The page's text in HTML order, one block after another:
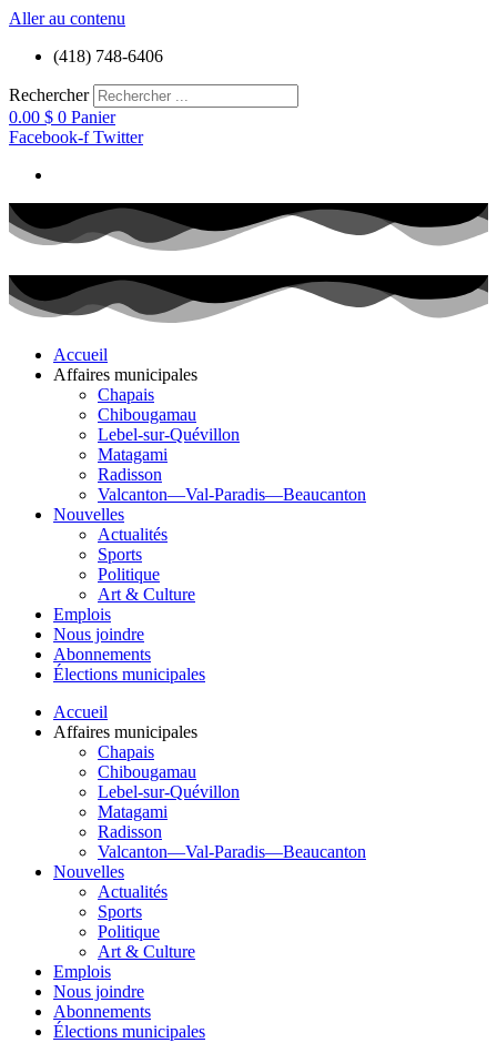
Aller au contenu
(418) 748-6406
Rechercher
0.00 $ 0 Panier
Facebook-f Twitter
Accueil
Affaires municipales
Chapais
Chibougamau
Lebel-sur-Quévillon
Matagami
Radisson
Valcanton—Val-Paradis—Beaucanton
Nouvelles
Actualités
Sports
Politique
Art & Culture
Emplois
Nous joindre
Abonnements
Élections municipales
Accueil
Affaires municipales
Chapais
Chibougamau
Lebel-sur-Quévillon
Matagami
Radisson
Valcanton—Val-Paradis—Beaucanton
Nouvelles
Actualités
Sports
Politique
Art & Culture
Emplois
Nous joindre
Abonnements
Élections municipales